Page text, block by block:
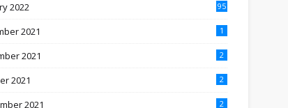
2022 95
2021 1
2021 2
2021 2
2021 2